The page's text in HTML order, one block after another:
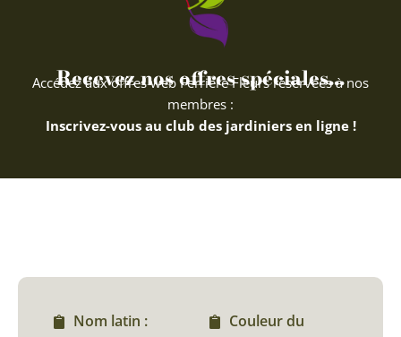
Recevez nos offres spéciales...
Accédez aux offres web Ferriere Fleurs réservées à nos
membres :
Inscrivez-vous au club des jardiniers en ligne !
Nom latin :
Couleur du